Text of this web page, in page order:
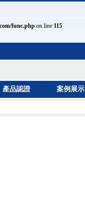
func.phpon line115
產品認證 案例展示